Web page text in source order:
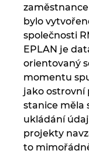
bylo
společnosti
EPLAN je
orientovaný
momentu
jako ostrovní
stanice měla
ukládání
projekty
to